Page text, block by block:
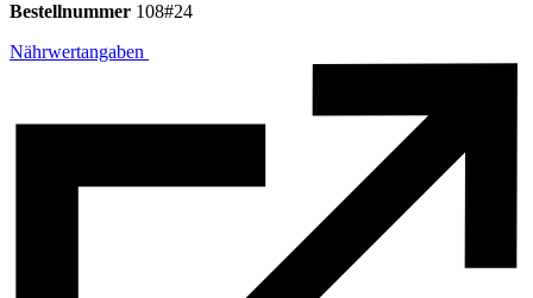
Bestellnummer 108#24
Nährwertangaben